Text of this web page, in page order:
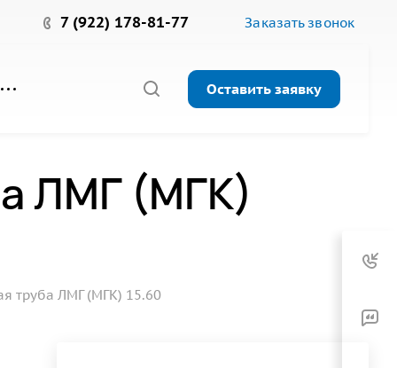
7 (922) 178-81-77 Заказать звонок
Оставить заявку
ЛМГ (МГК)
труба ЛМГ (МГК) 15.60